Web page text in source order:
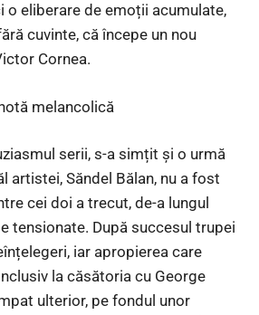
o eliberare de emoții acumulate,
cuvinte, că începe un nou
Cornea.
melancolică
serii, s-a simțit și o urmă
artistei, Săndel Bălan, nu a fost
cei doi a trecut, de-a lungul
tensionate. După succesul trupei
iar apropierea care
la căsătoria cu George
ulterior, pe fondul unor